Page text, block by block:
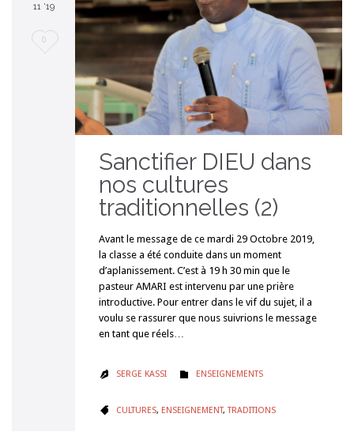
11 '19
Love
0
Sanctifier DIEU dans
nos cultures
traditionnelles (2)
Avant le message de ce mardi 29 Octobre 2019,
la classe a été conduite dans un moment
d’aplanissement. C’est à 19 h 30 min que le
pasteur AMARI est intervenu par une prière
introductive. Pour entrer dans le vif du sujet, il a
voulu se rassurer que nous suivrions le message
en tant que réels…
 SERGE KASSI  CATÉGORIE
ENSEIGNEMENTS
 CATÉGORIE
CULTURES, ENSEIGNEMENT,TRADITIONS